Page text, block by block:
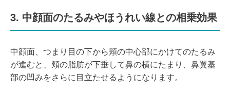
3. 中顔面のたるみやほうれい線との相乗効果
中顔面、つまり目の下から頬の中心部にかけてのたるみ
が進むと、頬の脂肪が下垂して鼻の横にたまり、鼻翼基
部の凹みをさらに目立たせるようになります。